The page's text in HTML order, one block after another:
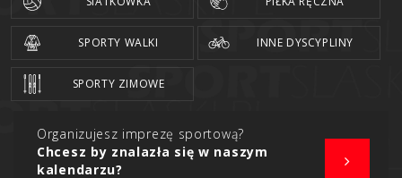
SPORTY WALKI INNE DYSCYPLINY
SPORTY ZIMOWE
Organizujesz imprezę sportową?
Chcesz by znalazła się w naszym
kalendarzu?